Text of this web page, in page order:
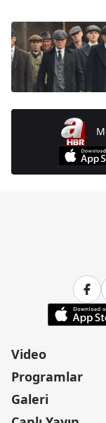
Video
Programlar
Galeri